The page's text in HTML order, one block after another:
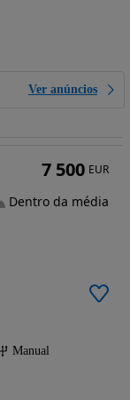
Ver anúncios
Manual
7 500 EUR
Dentro da média